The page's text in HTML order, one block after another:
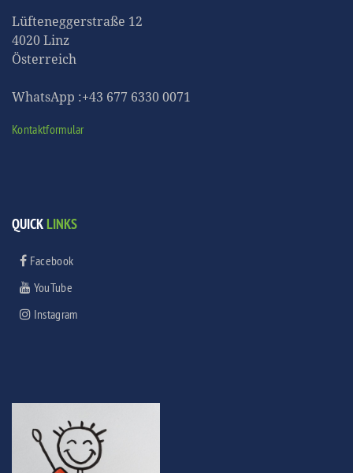
Lüfteneggerstraße 12
4020 Linz
Österreich
WhatsApp :+43 677 6330 0071
Kontaktformular
QUICKLINKS
Facebook
YouTube
Instagram